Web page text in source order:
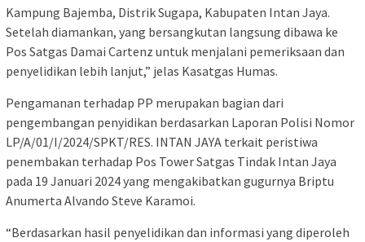
Kampung Bajemba, Distrik Sugapa, Kabupaten Intan Jaya.
Setelah diamankan, yang bersangkutan langsung dibawa ke
Pos Satgas Damai Cartenz untuk menjalani pemeriksaan dan
penyelidikan lebih lanjut,” jelas Kasatgas Humas.
Pengamanan terhadap PP merupakan bagian dari
pengembangan penyidikan berdasarkan Laporan Polisi Nomor
LP/A/01/I/2024/SPKT/RES. INTAN JAYA terkait peristiwa
penembakan terhadap Pos Tower Satgas Tindak Intan Jaya
pada 19 Januari 2024 yang mengakibatkan gugurnya Briptu
Anumerta Alvando Steve Karamoi.
“Berdasarkan hasil penyelidikan dan informasi yang diperoleh